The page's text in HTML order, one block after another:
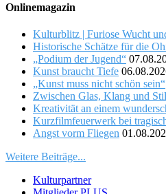
Onlinemagazin
Kulturblitz | Furiose Wucht
Historische Schätze für die
„Podium der Jugend“
Kunst braucht Tiefe
„Kunst muss nicht schön sein“
Zwischen Glas, Klang und
Kreativität an einem
Kurzfilmfeuerwerk bei
Angst vorm Fliegen
Weitere Beiträge...
Kulturpartner